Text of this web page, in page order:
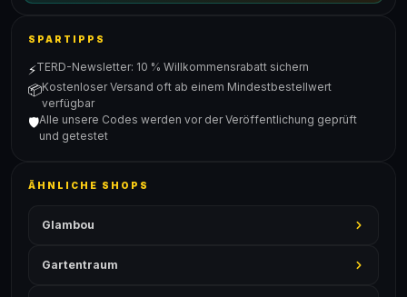
SPARTIPPS
⚡TERD-Newsletter: 10 % Willkommensrabatt sichern
📦Kostenloser Versand oft ab einem Mindestbestellwert
verfügbar
🛡️Alle unsere Codes werden vor der Veröffentlichung geprüft
und getestet
ÄHNLICHE SHOPS
Glambou
Gartentraum